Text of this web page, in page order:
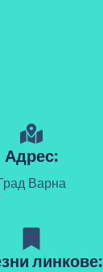
Адрес:
Варна
линкове: